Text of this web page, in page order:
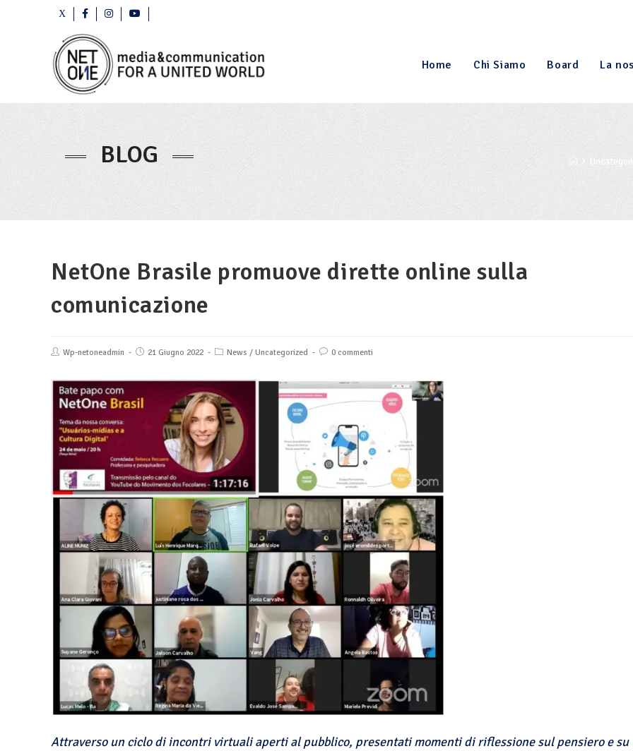
Home Chi Siamo Board La
BLOG
NetOne Brasile promuove dirette online sulla
comunicazione
Wp-netoneadmin 21 Giugno 2022 News / Uncategorized 0 commenti
Attraverso un ciclo di incontri virtuali aperti al pubblico, presentati momenti di riflessione sul pensiero e su